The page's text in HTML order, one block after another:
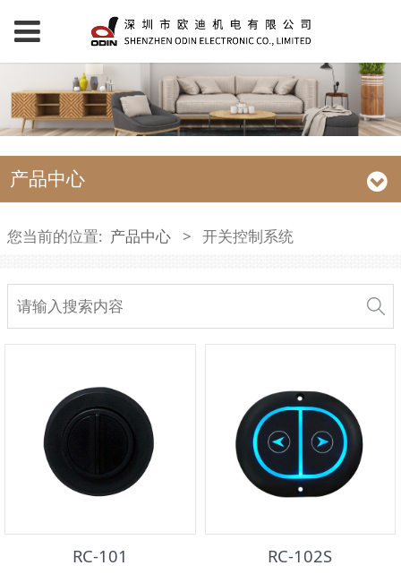
产品中心
您当前的位置: 产品中心 > 开关控制系统
RC-101 RC-102S